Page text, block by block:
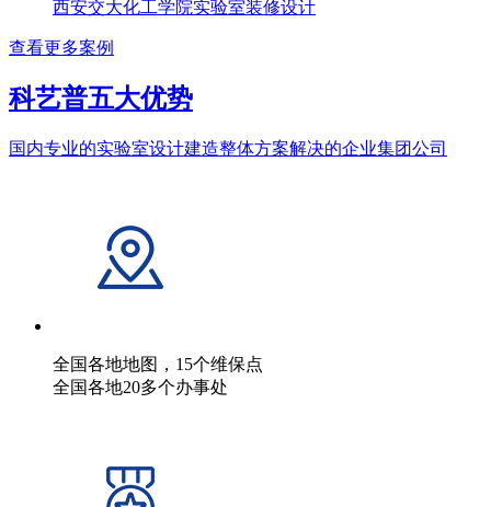
西安交大化工学院实验室装修设计
查看更多案例
科艺普五大优势
国内专业的实验室设计建造整体方案解决的企业集团公司
全国各地地图，15个维保点
全国各地20多个办事处